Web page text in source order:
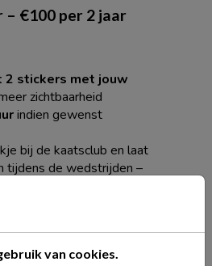
€100 per 2 jaar
2 stickers met jouw
zichtbaarheid
indien gewenst
bij de kaatsclub en laat
tijdens de wedstrijden –
van cookies.